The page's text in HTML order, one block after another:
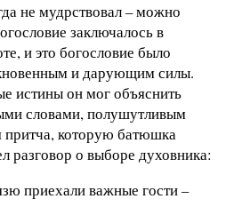
не мудрствовал – можно
заключалось в
и это богословие было
и дарующим силы.
истины он мог объяснить
словами, полушутливым
притча, которую батюшка
разговор о выборе духовника:
приехали важные гости –